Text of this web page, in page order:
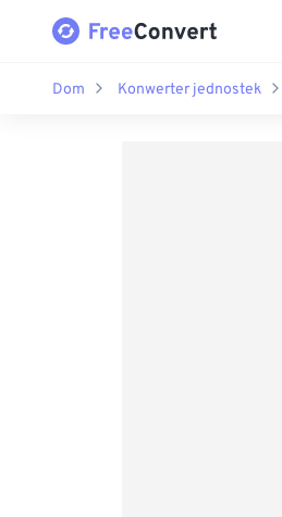
Dom Konwerter jednostek